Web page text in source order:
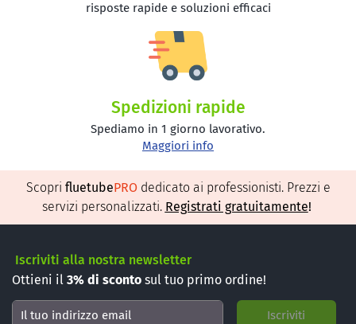
risposte rapide e soluzioni efficaci
Spedizioni rapide
Spediamo in 1 giorno lavorativo.
Maggiori info
Scopri fluetubePRO dedicato ai professionisti. Prezzi e
servizi personalizzati. Registrati gratuitamente!
Iscriviti alla nostra newsletter
Ottieni il 3% di sconto sul tuo primo ordine!